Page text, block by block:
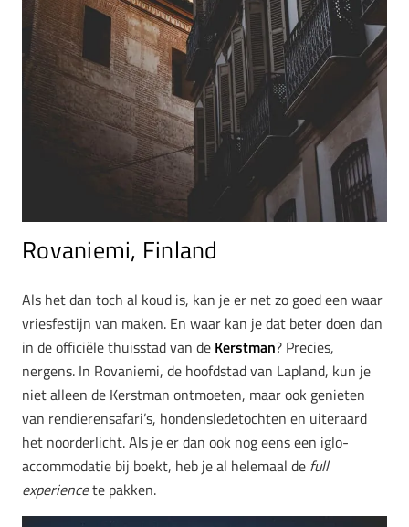
Rovaniemi, Finland
Als het dan toch al koud is, kan je er net zo goed een waar
vriesfestijn van maken. En waar kan je dat beter doen dan
in de officiële thuisstad van de Kerstman? Precies,
nergens. In Rovaniemi, de hoofdstad van Lapland, kun je
niet alleen de Kerstman ontmoeten, maar ook genieten
van rendierensafari’s, hondensledetochten en uiteraard
het noorderlicht. Als je er dan ook nog eens een iglo-
accommodatie bij boekt, heb je al helemaal de full
experiencete pakken.